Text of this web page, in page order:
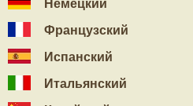
Немецкий
Французский
Испанский
Итальянский